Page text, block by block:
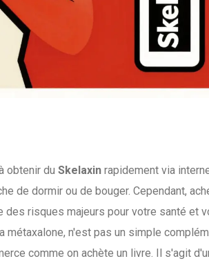
obtenir du Skelaxin rapidement via
de dormir ou de bouger. Cependant,
risques majeurs pour votre santé et
métaxalone, n'est pas un simple
comme on achète un livre. Il s'agit